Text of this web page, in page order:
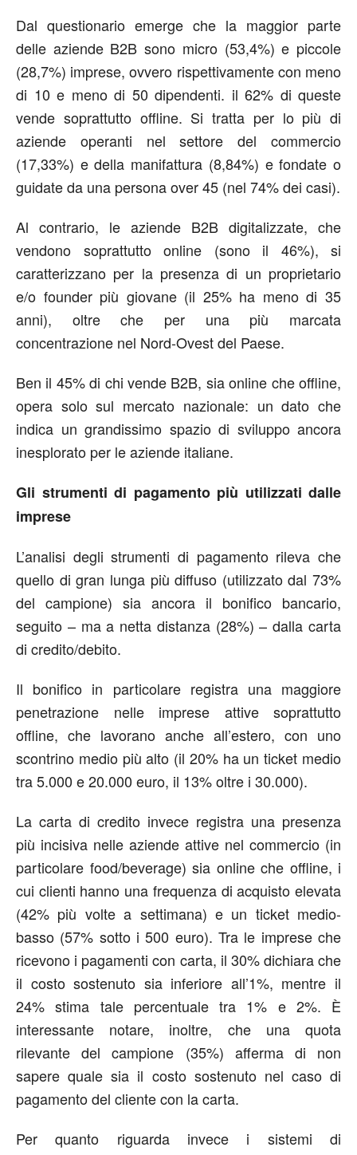
Dal questionario emerge che la maggior parte
delle aziende B2B sono micro (53,4%) e piccole
(28,7%) imprese, ovvero rispettivamente con meno
di 10 e meno di 50 dipendenti. il 62% di queste
vende soprattutto offline. Si tratta per lo più di
aziende operanti nel settore del commercio
(17,33%) e della manifattura (8,84%) e fondate o
guidate da una persona over 45 (nel 74% dei casi).
Al contrario, le aziende B2B digitalizzate, che
vendono soprattutto online (sono il 46%), si
caratterizzano per la presenza di un proprietario
e/o founder più giovane (il 25% ha meno di 35
anni), oltre che per una più marcata
concentrazione nel Nord-Ovest del Paese.
Ben il 45% di chi vende B2B, sia online che offline,
opera solo sul mercato nazionale: un dato che
indica un grandissimo spazio di sviluppo ancora
inesplorato per le aziende italiane.
Gli strumenti di pagamento più utilizzati dalle
imprese
L’analisi degli strumenti di pagamento rileva che
quello di gran lunga più diffuso (utilizzato dal 73%
del campione) sia ancora il bonifico bancario,
seguito – ma a netta distanza (28%) – dalla carta
di credito/debito.
Il bonifico in particolare registra una maggiore
penetrazione nelle imprese attive soprattutto
offline, che lavorano anche all’estero, con uno
scontrino medio più alto (il 20% ha un ticket medio
tra 5.000 e 20.000 euro, il 13% oltre i 30.000).
La carta di credito invece registra una presenza
più incisiva nelle aziende attive nel commercio (in
particolare food/beverage) sia online che offline, i
cui clienti hanno una frequenza di acquisto elevata
(42% più volte a settimana) e un ticket medio-
basso (57% sotto i 500 euro). Tra le imprese che
ricevono i pagamenti con carta, il 30% dichiara che
il costo sostenuto sia inferiore all’1%, mentre il
24% stima tale percentuale tra 1% e 2%. È
interessante notare, inoltre, che una quota
rilevante del campione (35%) afferma di non
sapere quale sia il costo sostenuto nel caso di
pagamento del cliente con la carta.
Per quanto riguarda invece i sistemi di